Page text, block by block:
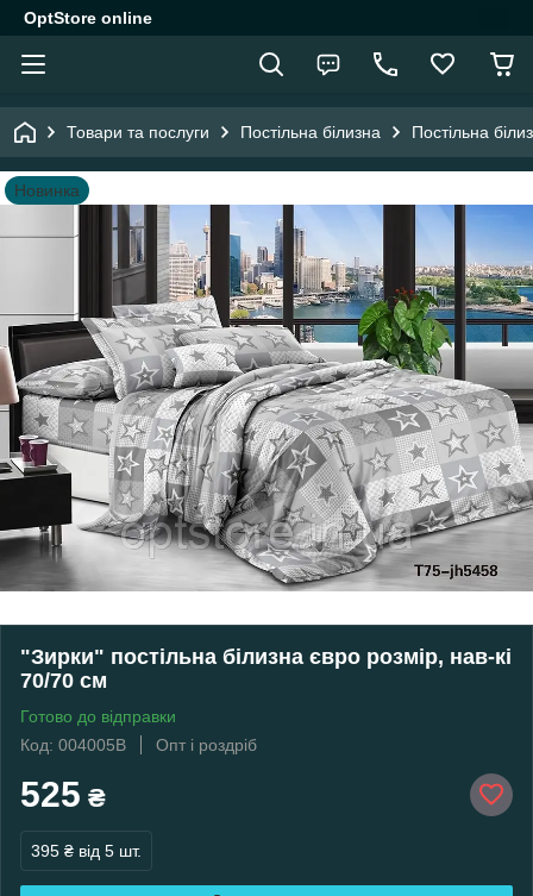
OptStore online
Товари та послуги Постільна білизна Постільна
Новинка
"Зирки" постільна білизна євро розмір, нав-кі
70/70 см
Готово до відправки
Код: 004005В
Опт і роздріб
525 ₴
395 ₴ від 5 шт.